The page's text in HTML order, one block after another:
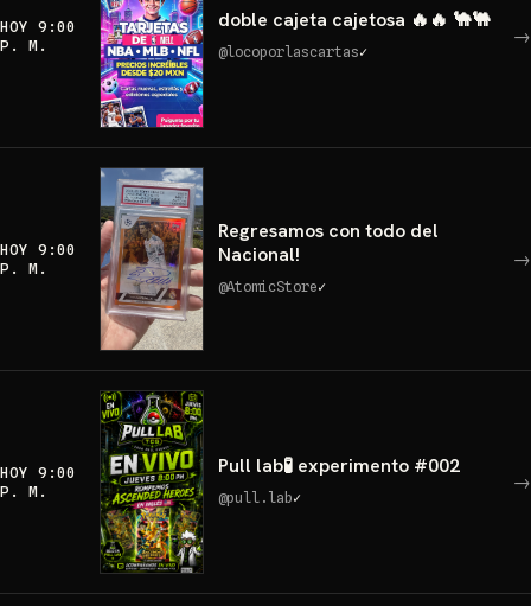
HOY 9:00
P. M.
doble cajeta cajetosa 🔥🔥 🐪🐫
@locoporlascartas✓
→
HOY 9:00
P. M.
Regresamos con todo del
Nacional!
@AtomicStore✓
→
HOY 9:00
P. M.
Pull lab🧪 experimento #002
@pull.lab✓
→